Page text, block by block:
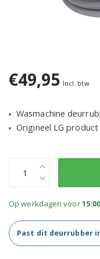
€49,95 Incl. btw
Wasmachine
Origineel LG product
Op werkdagen voor15:00
Past dit deurrubber